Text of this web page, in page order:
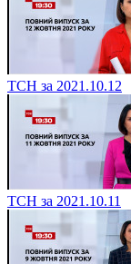
ТСН за 2021.10.12
ТСН за 2021.10.11